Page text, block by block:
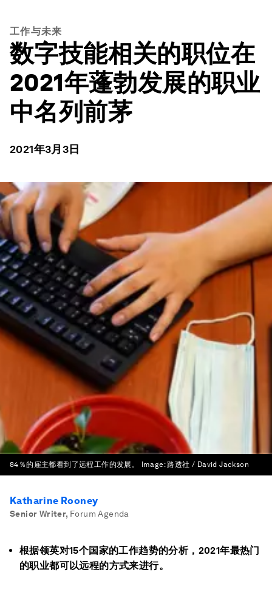
工作与未来
数字技能相关的职位在
2021年蓬勃发展的职业
中名列前茅
2021年3月3日
84％的雇主都看到了远程工作的发展。 Image:路透社 / David Jackson
Katharine Rooney
Senior Writer, Forum Agenda
根据领英对15个国家的工作趋势的分析，2021年最热门
的职业都可以远程的方式来进行。